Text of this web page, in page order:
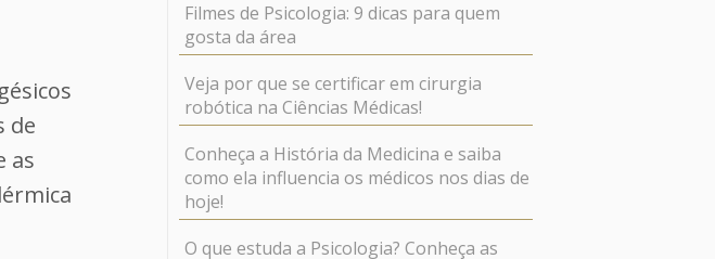
de
as
Filmes de Psicologia: 9 dicas para quem
gosta da área
Veja por que se certificar em cirurgia
robótica na Ciências Médicas!
Conheça a História da Medicina e saiba
como ela influencia os médicos nos dias de
hoje!
O que estuda a Psicologia? Conheça as